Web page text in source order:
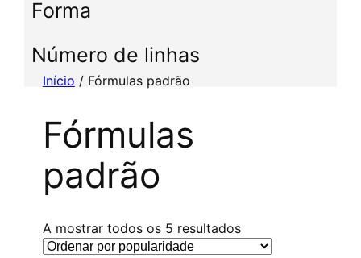
o
e
m
Forma
Número de linhas
Início / Fórmulas padrão
Fórmulas
padrão
A mostrar todos os 5 resultadosC